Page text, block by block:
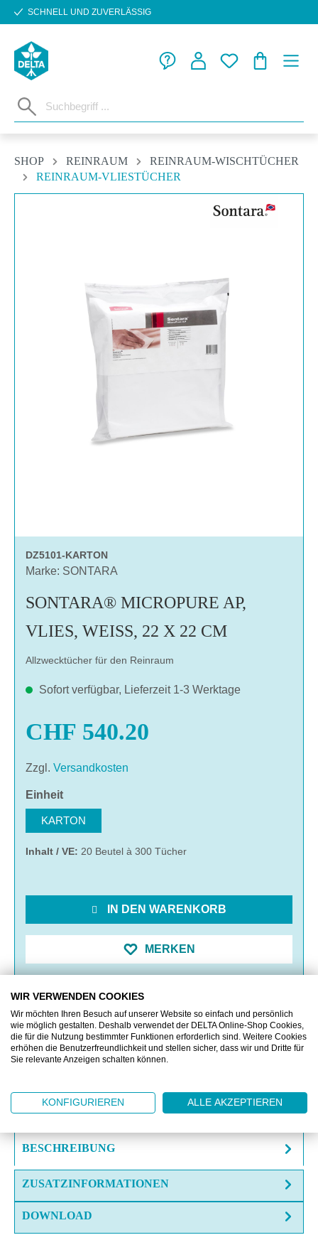
Zum Hauptinhalt springen
SCHNELL UND ZUVERLÄSSIG
SHOP REINRAUM
REINRAUM-WISCHTÜCHER
REINRAUM-VLIESTÜCHER
DZ5101-KARTON
Marke: SONTARA
SONTARA® MICROPURE AP,
VLIES, WEISS, 22 X 22 CM
Allzwecktücher für den Reinraum
Sofort verfügbar, Lieferzeit 1-3 Werktage
CHF 540.20
Zzgl. Versandkosten
Einheitauswählen
KARTON
Inhalt / VE: 20 Beutel à 300 Tücher
IN DEN WARENKORB
MERKEN
VERGLEICHEN
OFFERTE EINHOLEN
MUSTERANFRAGE
FRAGE ZUM ARTIKEL?
BESCHREIBUNG
ZUSATZINFORMATIONEN
DOWNLOAD
WIR VERWENDEN COOKIES
Wir möchten Ihren Besuch auf unserer Website so einfach und persönlich
wie möglich gestalten. Deshalb verwendet der DELTA Online-Shop Cookies,
die für die Nutzung bestimmter Funktionen erforderlich sind. Weitere Cookies
erhöhen die Benutzerfreundlichkeit und stellen sicher, dass wir und Dritte für
Sie relevante Anzeigen schalten können.
KONFIGURIEREN ALLE AKZEPTIEREN